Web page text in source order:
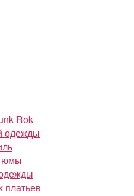
Rok
одежды
платьев